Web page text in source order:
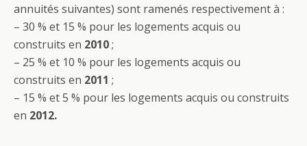
annuités suivantes) sont ramenés respectivement à :
– 30 % et 15 % pour les logements acquis ou
construits en 2010;
– 25 % et 10 % pour les logements acquis ou
construits en 2011 ;
– 15 % et 5 % pour les logements acquis ou construits
en 2012.